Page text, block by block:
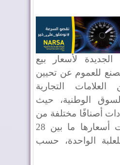
لأسعار بيع
للعموم عن تحيين
التجارية
الوطنية، حيث
أصنافًا مختلفة من
السجائر، تراوحت أسعارها ما بين 28
للعلبة الواحدة، حسب